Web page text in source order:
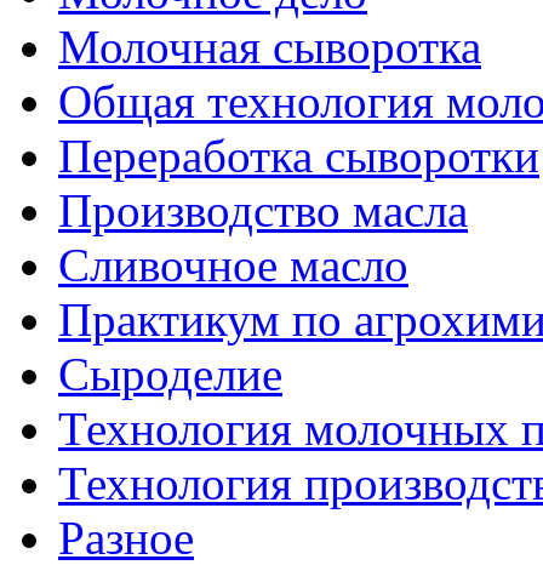
Молочная сыворотка
Общая технология
Переработка сыворотки
Производство масла
Сливочное масло
Практикум по
Сыроделие
Технология молочных
Технология
Разное